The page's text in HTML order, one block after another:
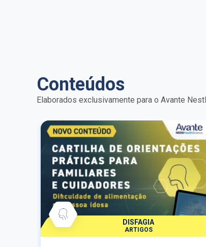
Conteúdos
Elaborados exclusivamente para o Avante
DISFAGIA
ARTIGOS